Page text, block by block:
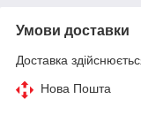
Умови доставки
Доставка
Нова Пошта